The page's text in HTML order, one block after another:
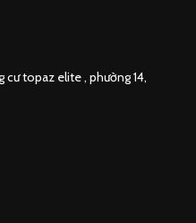
cư topaz elite , phường 14,